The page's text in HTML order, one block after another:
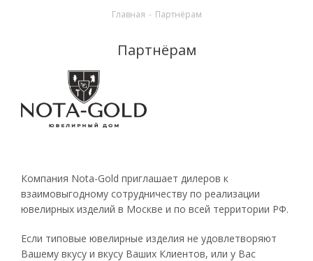
Главная - Партнёрам
Партнёрам
Компания Nota-Gold приглашает дилеров к
взаимовыгодному сотрудничеству по реализации
ювелирных изделий в Москве и по всей территории РФ.
Если типовые ювелирные изделия не удовлетворяют
Вашему вкусу и вкусу Ваших Клиентов, или у Вас